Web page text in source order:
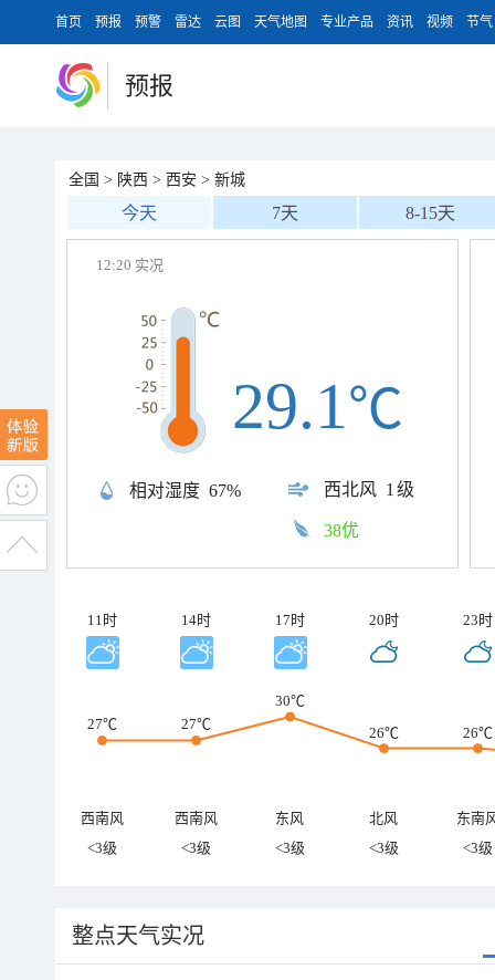
首页 预报 预警 雷达 云图 天气地图 专业产品 资讯 视频 节气
预报
全国 > 陕西 > 西安 > 新城
今天 7天 8-15天
12:20 实况
相对湿度 67% 西北风 1级
29.1℃
38优
11时 14时 17时 20时 23时
27℃ 27℃
30℃
26℃
26℃
西南风 西南风 东风 北风
东南
<3级
<3级 <3级 <3级 <3级
整点天气实况